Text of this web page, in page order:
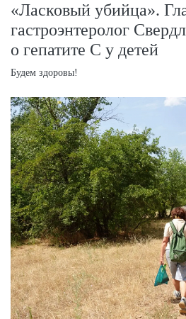
«Ласковый убийца».
гастроэнтеролог
о гепатите С у детей
Будем здоровы!